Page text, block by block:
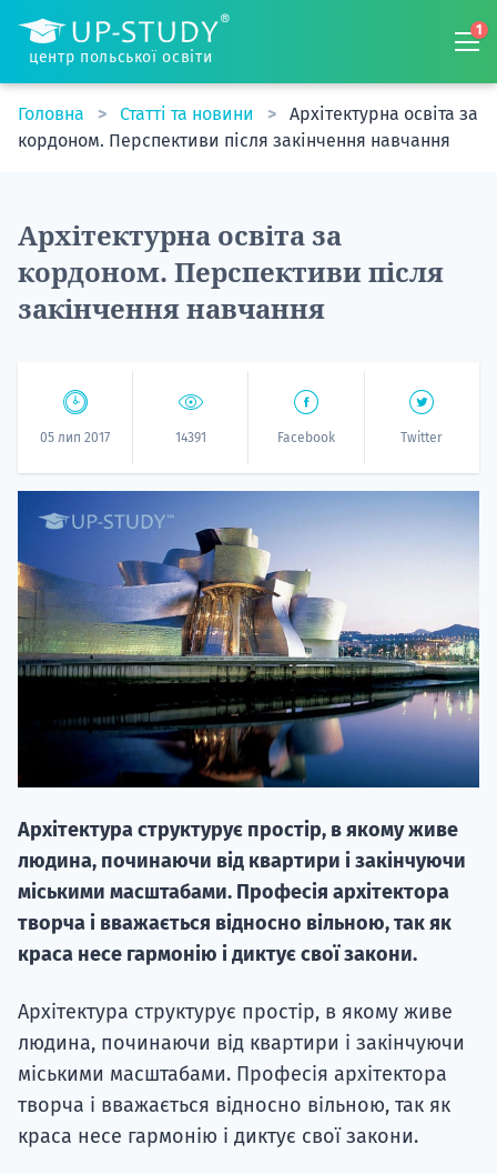
центр польської освіти
1
Головна Статті та новини
Архітектурна освіта за
кордоном. Перспективи після закінчення навчання
Архітектурна освіта за
кордоном. Перспективи після
закінчення навчання
05 лип 2017 14391 Facebook Twitter
Архітектура структурує простір, в якому живе
людина, починаючи від квартири і закінчуючи
міськими масштабами. Професія архітектора
творча і вважається відносно вільною, так як
краса несе гармонію і диктує свої закони.
Архітектура структурує простір, в якому живе
людина, починаючи від квартири і закінчуючи
міськими масштабами. Професія архітектора
творча і вважається відносно вільною, так як
краса несе гармонію і диктує свої закони.
НАБІР
вступ на